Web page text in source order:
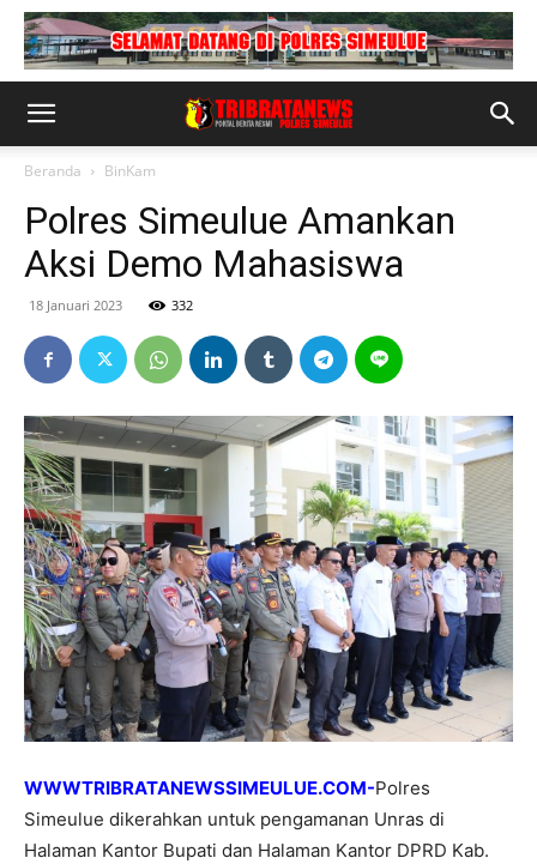
Beranda BinKam
Polres Simeulue Amankan
Aksi Demo Mahasiswa
18 Januari 2023 332
WWWTRIBRATANEWSSIMEULUE.COM-Polres
Simeulue dikerahkan untuk pengamanan Unras di
Halaman Kantor Bupati dan Halaman Kantor DPRD Kab.